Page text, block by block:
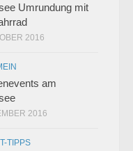
Umrundung mit
2016
am
2016
TIPPS